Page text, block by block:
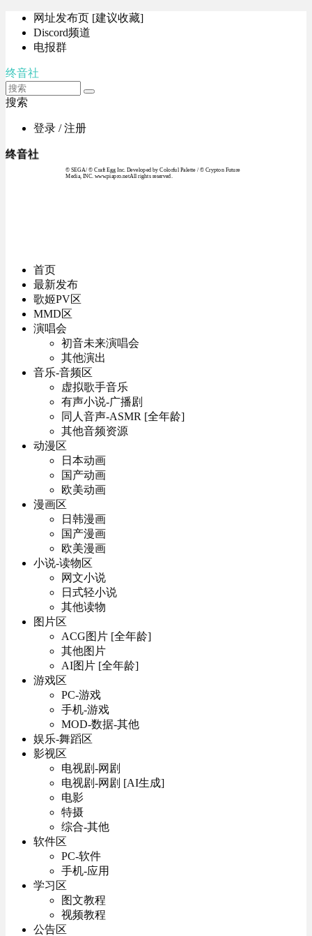
网址发布页 [建议收藏]
Discord频道
电报群
终音社
搜索
登录 / 注册
终音社
© SEGA / © Craft Egg Inc. Developed by Colorful Palette / © Crypton Future
Media, INC. www.piapro.netAll rights reserved.
首页
最新发布
歌姬PV区
MMD区
演唱会
初音未来演唱会
其他演出
音乐-音频区
虚拟歌手音乐
有声小说-广播剧
同人音声-ASMR [全年龄]
其他音频资源
动漫区
日本动画
国产动画
欧美动画
漫画区
日韩漫画
国产漫画
欧美漫画
小说-读物区
网文小说
日式轻小说
其他读物
图片区
ACG图片 [全年龄]
其他图片
AI图片 [全年龄]
游戏区
PC-游戏
手机-游戏
MOD-数据-其他
娱乐-舞蹈区
影视区
电视剧-网剧
电视剧-网剧 [AI生成]
电影
特摄
综合-其他
软件区
PC-软件
手机-应用
学习区
图文教程
视频教程
公告区